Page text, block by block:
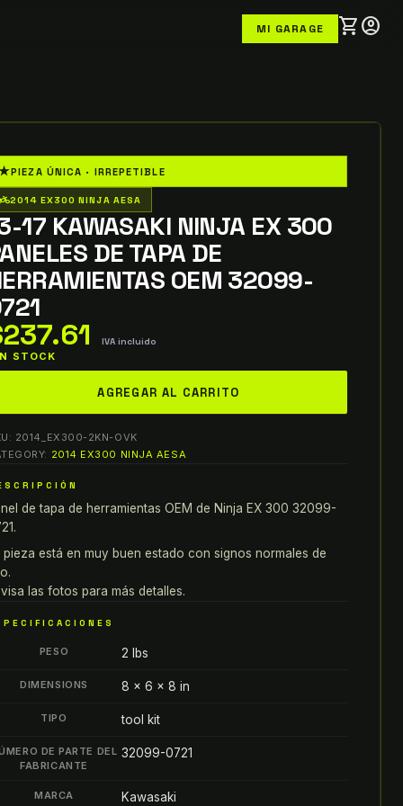
MI GARAGE shopping_cartaccount_circle
PIEZA ÚNICA · IRREPETIBLE
2014 EX300 NINJA AESA
17 KAWASAKI NINJA EX 300
DE TAPA DE
OEM 32099-
237.61 IVA incluido
STOCK
AGREGAR AL CARRITO
2014_EX300-2KN-OVK
2014 EX300 NINJA AESA
de tapa de herramientas OEM de Ninja EX 300 32099-
pieza está en muy buen estado con signos normales de
las fotos para más detalles.
PESO 2 lbs
DIMENSIONS 8 × 6 × 8 in
TIPO tool kit
DE PARTE DEL
FABRICANTE
32099-0721
MARCA Kawasaki